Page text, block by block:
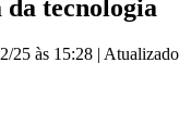
da tecnologia
25 às 15:28 | Atualizado